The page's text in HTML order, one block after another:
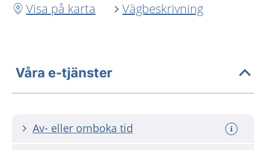
Visa på karta
Vägbeskrivning
Våra e-tjänster
Av- eller omboka tid